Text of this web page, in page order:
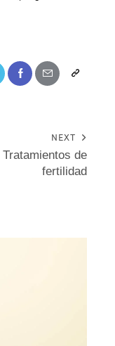
NEXT
Tratamientos de
fertilidad